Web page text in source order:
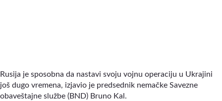
Rusija je sposobna da nastavi svoju vojnu operaciju u Ukrajini
još dugo vremena, izjavio je predsednik nemačke Savezne
obaveštajne službe (BND) Bruno Kal.